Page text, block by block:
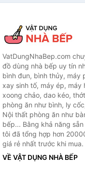
VatDungNhaBep.com
đồ dùng nhà bếp uy tín
bình đun, bình thủy, máy
xay sinh tố, máy ép, máy
xoong chảo, dao kéo,
phòng ăn như bình, ly
Nội thất phòng ăn như
bếp... Bằng khả năng
tôi đã tổng hợp hơn
giá rẻ nhất trước khi mua.
VỀ VẬT DỤNG NHÀ BẾP